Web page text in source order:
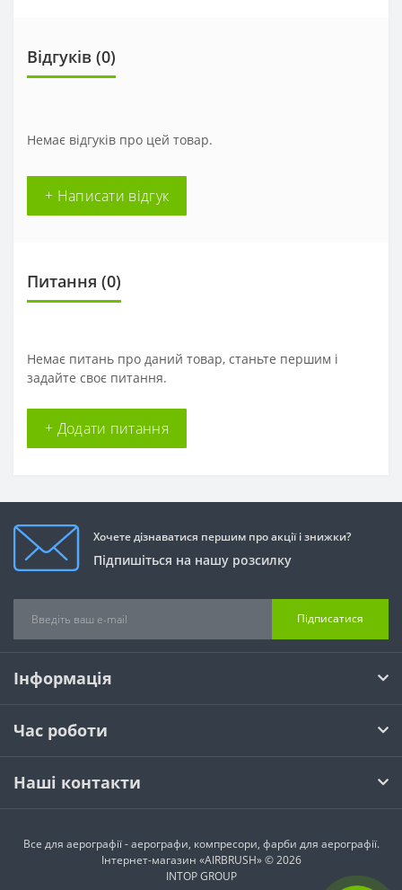
Відгуків (0)
Немає відгуків про цей товар.
+ Написати відгук
Питання (0)
Немає питань про даний товар, станьте першим і
задайте своє питання.
+ Додати питання
Хочете дізнаватися першим про акції і знижки?
Підпишіться на нашу розсилку
Підписатися
Інформація
Час роботи
Наші контакти
Все для аерографії - аерографи, компресори, фарби для аерографії.
Інтернет-магазин «AIRBRUSH» © 2026
INTOP GROUP